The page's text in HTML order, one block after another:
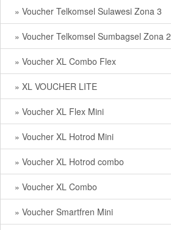
» Voucher Telkomsel Sulawesi Zona 3
» Voucher Telkomsel Sumbagsel Zona 2
» Voucher XL Combo Flex
» XL VOUCHER LITE
» Voucher XL Flex Mini
» Voucher XL Hotrod Mini
» Voucher XL Hotrod combo
» Voucher XL Combo
» Voucher Smartfren Mini